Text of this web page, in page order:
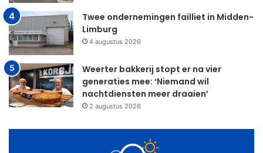
Twee ondernemingen failliet in Midden-
Limburg
4 augustus 2026
Weerter bakkerij stopt er na vier
generaties mee: ‘Niemand wil
nachtdiensten meer draaien’
2 augustus 2026